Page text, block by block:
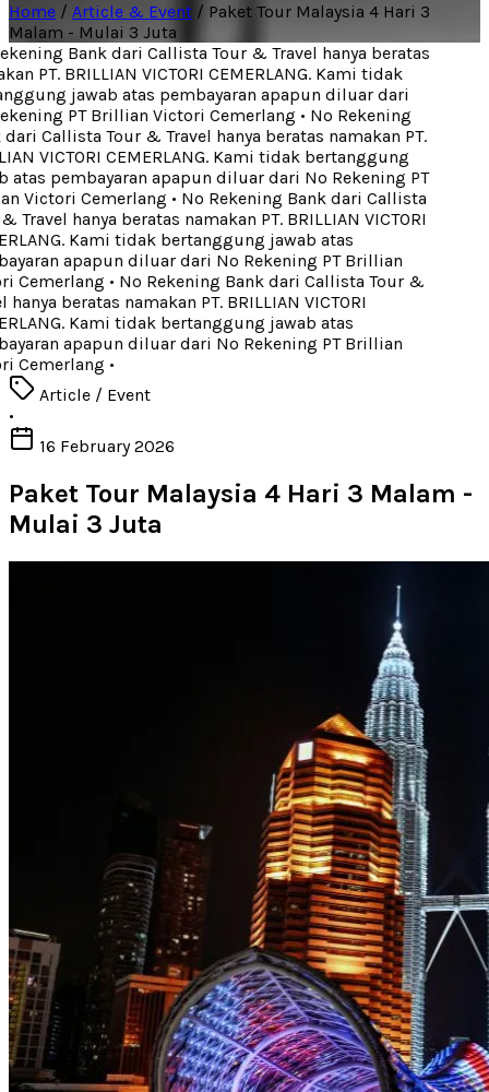
Home / Article & Event / Paket Tour Malaysia 4 Hari 3
Malam - Mulai 3 Juta
Bank dari Callista Tour & Travel hanya beratas
PT. BRILLIAN VICTORI CEMERLANG. Kami tidak
jawab atas pembayaran apapun diluar dari
PT Brillian Victori Cemerlang• No Rekening
Callista Tour & Travel hanya beratas namakan PT.
VICTORI CEMERLANG. Kami tidak bertanggung
atas pembayaran apapun diluar dari No Rekening PT
Victori Cemerlang• No Rekening Bank dari Callista
Travel hanya beratas namakan PT. BRILLIAN VICTORI
Kami tidak bertanggung jawab atas
apapun diluar dari No Rekening PT Brillian
Cemerlang• No Rekening Bank dari Callista Tour &
hanya beratas namakan PT. BRILLIAN VICTORI
Kami tidak bertanggung jawab atas
apapun diluar dari No Rekening PT Brillian
Cemerlang•
Article / Event
•
16 February 2026
Paket Tour Malaysia 4 Hari 3 Malam -
Mulai 3 Juta